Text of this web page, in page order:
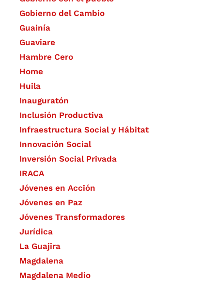
Gobierno del Cambio
Guainía
Guaviare
Hambre Cero
Home
Huila
Inauguratón
Inclusión Productiva
Infraestructura Social y Hábitat
​Innovación Social
Inversión Social Privada
IRACA
Jóvenes en Acción
Jóvenes en Paz
Jóvenes Transformadores
Jurídica
La Guajira
Magdalena
Magdalena Medio